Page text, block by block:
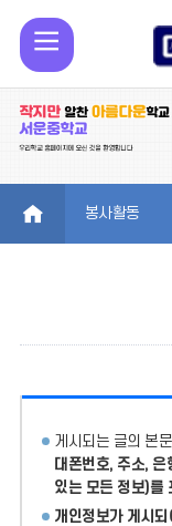
모
바
일
메
뉴
HOME 봉사활동
게시되는 글의 본
대폰번호, 주소,
있는 모든 정보)를
개인정보가 게시